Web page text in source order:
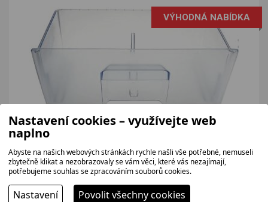
VÝHODNÁ NABÍDKA
Náhradní zásuvka na zeleninu do lednic Beko.
530 Kč
Nastavení cookies – využívejte web
naplno
Abyste na našich webových stránkách rychle našli vše potřebné, nemuseli
zbytečně klikat a nezobrazovaly se vám věci, které vás nezajímají,
potřebujeme souhlas se zpracováním souborů cookies.
Nastavení Povolit všechny cookies